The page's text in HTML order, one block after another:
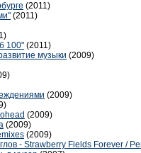
(2011)
(2011)
100" (2011)
музыки (2009)
(2009)
(2009)
(2009)
(2009)
- Strawberry Fields Forever /